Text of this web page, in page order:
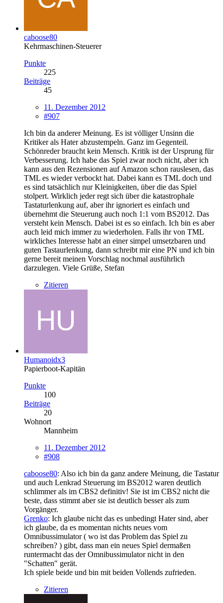
caboose80
Kehrmaschinen-Steuerer
Punkte
225
Beiträge
45
11. Dezember 2012
#907
Ich bin da anderer Meinung. Es ist völliger Unsinn die
Kritiker als Hater abzustempeln. Ganz im Gegenteil.
Schönreder braucht kein Mensch. Kritik ist der Ursprung für
Verbesserung. Ich habe das Spiel zwar noch nicht, aber ich
kann aus den Rezensionen auf Amazon schon rauslesen, das
TML es wieder verbockt hat. Dabei kann es TML doch und
es sind tatsächlich nur Kleinigkeiten, über die das Spiel
stolpert. Wirklich jeder regt sich über die katastrophale
Tastaturlenkung auf, aber ihr ignoriert es einfach und
übernehmt die Steuerung auch noch 1:1 vom BS2012. Das
versteht kein Mensch. Dabei ist es so einfach. Ich bin es aber
auch leid mich immer zu wiederholen. Falls ihr von TML
wirkliches Interesse habt an einer simpel umsetzbaren und
guten Tastaurlenkung, dann schreibt mir eine PN und ich bin
gerne bereit meinen Vorschlag nochmal ausführlich
darzulegen. Viele Grüße, Stefan
Zitieren
Humanoidx3
Papierboot-Kapitän
Punkte
100
Beiträge
20
Wohnort
Mannheim
11. Dezember 2012
#908
caboose80: Also ich bin da ganz andere Meinung, die Tastatur
und auch Lenkrad Steuerung im BS2012 waren deutlich
schlimmer als im CBS2 definitiv! Sie ist im CBS2 nicht die
beste, dass stimmt aber sie ist deutlich besser als zum
Vorgänger.
Grenko: Ich glaube nicht das es unbedingt Hater sind, aber
ich glaube, da es momentan nichts neues vom
Omnibussimulator ( wo ist das Problem das Spiel zu
schreiben? ) gibt, dass man ein neues Spiel dermaßen
runtermacht das der Omnibussimulator nicht in den
"Schatten" gerät.
Ich spiele beide und bin mit beiden Vollends zufrieden.
Zitieren